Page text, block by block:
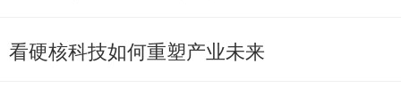
看硬核科技如何重塑产业未来